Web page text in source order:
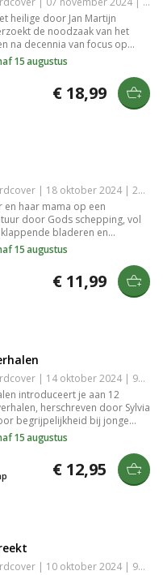
heilige door Jan Martijn
de noodzaak van het
na decennia van focus op
Met een frisse blik
schepping biedt dit boek
als anderen herkenning
ontheemding en houvast.
15 augustus
€ 18,99
Nederlands | Hardcover | 18 oktober 2024 | 29 pagina's | 9789493274167
en haar mama op een
door Gods schepping, vol
bladeren en
Ontdek de wonderen van
terwijl je verbeelding
pagina de verborgen vlinder
15 augustus
€ 11,99
Nederlands | Hardcover | 14 oktober 2024 | 96 pagina's | 9789089123305
introduceert je aan 12
herschreven door Sylvia
begrijpelijkheid bij jonge
met prachtige illustraties
Inclusief gespreksvragen en
voor een dieper begrip,
van alle achtergronden.
15 augustus
€ 12,95
Nederlands | Hardcover | 10 oktober 2024 | 92 pagina's | 9789465112275